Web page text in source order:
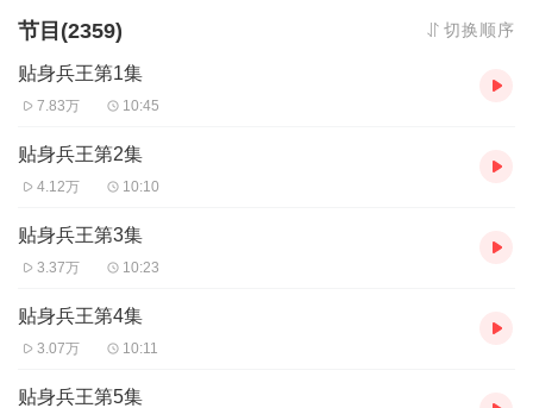
节目(2359) 切换顺序
贴身兵王第1集
7.83万 10:45
贴身兵王第2集
4.12万 10:10
贴身兵王第3集
3.37万 10:23
贴身兵王第4集
3.07万 10:11
贴身兵王第5集